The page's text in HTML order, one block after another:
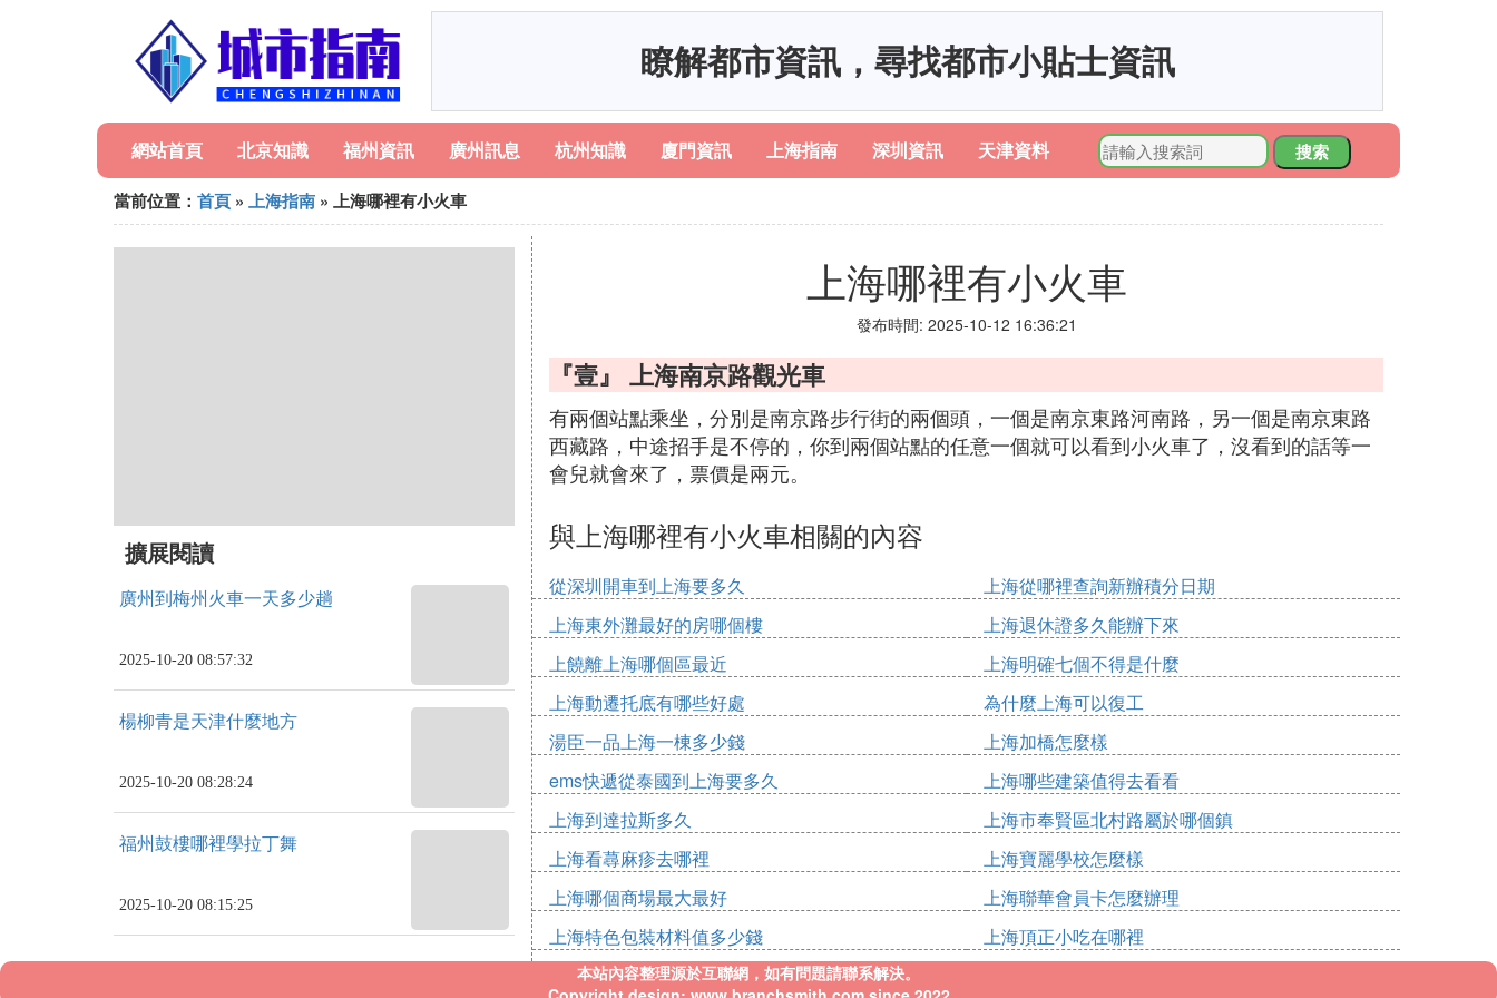
瞭解都市資訊，尋找都市小貼士資訊
網站首頁 北京知識 福州資訊 廣州訊息 杭州知識 廈門資訊 上海指南 深圳資訊 天津資料
搜索
當前位置： 首頁 » 上海指南 » 上海哪裡有小火車
擴展閱讀
廣州到梅州火車一天多少趟
2025-10-20 08:57:32
楊柳青是天津什麼地方
2025-10-20 08:28:24
福州鼓樓哪裡學拉丁舞
2025-10-20 08:15:25
上海哪裡有小火車
發布時間: 2025-10-12 16:36:21
『壹』 上海南京路觀光車
有兩個站點乘坐，分別是南京路步行街的兩個頭，一個是南京東路河南路，另一個是南京東路
西藏路，中途招手是不停的，你到兩個站點的任意一個就可以看到小火車了，沒看到的話等一
會兒就會來了，票價是兩元。
與上海哪裡有小火車相關的內容
從深圳開車到上海要多久
上海從哪裡查詢新辦積分日期
上海東外灘最好的房哪個樓
上海退休證多久能辦下來
上饒離上海哪個區最近
上海明確七個不得是什麼
上海動遷托底有哪些好處
為什麼上海可以復工
湯臣一品上海一棟多少錢
上海加橋怎麼樣
ems快遞從泰國到上海要多久
上海哪些建築值得去看看
上海到達拉斯多久
上海市奉賢區北村路屬於哪個鎮
上海看蕁麻疹去哪裡
上海寶麗學校怎麼樣
上海哪個商場最大最好
上海聯華會員卡怎麼辦理
上海特色包裝材料值多少錢
上海頂正小吃在哪裡
本站內容整理源於互聯網，如有問題請聯系解決。